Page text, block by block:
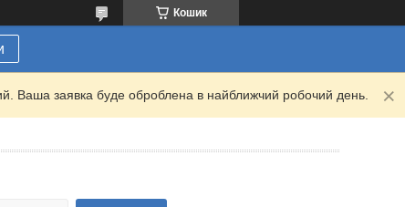
Кошик
Ваша заявка буде оброблена в найближчий робочий день.